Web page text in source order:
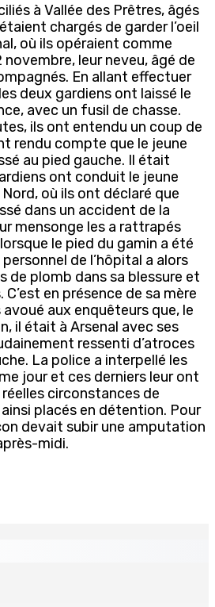
à Vallée des Prêtres, âgés
chargés de garder l’oeil
où ils opéraient comme
leur neveu, âgé de
En allant effectuer
deux gardiens ont laissé le
avec un fusil de chasse.
ils ont entendu un coup de
rendu compte que le jeune
au pied gauche. Il était
ont conduit le jeune
où ils ont déclaré que
dans un accident de la
mensonge les a rattrapés
le pied du gamin a été
de l’hôpital a alors
de plomb dans sa blessure et
en présence de sa mère
aux enquêteurs que, le
il était à Arsenal avec ses
ressenti d’atroces
La police a interpellé les
jour et ces derniers leur ont
circonstances de
placés en détention. Pour
devait subir une amputation
midi.